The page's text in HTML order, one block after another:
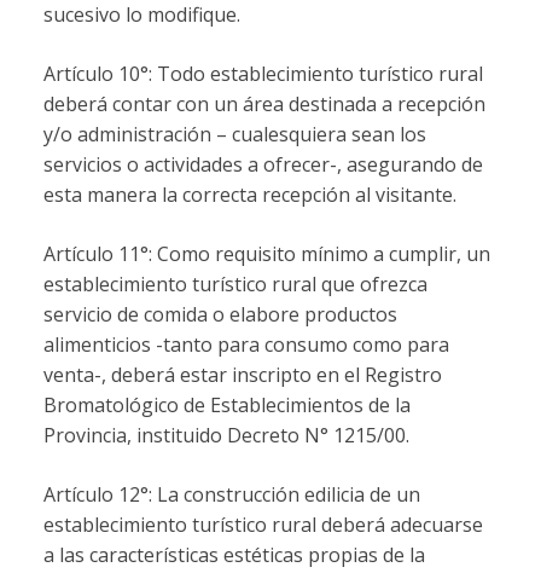
sucesivo lo modifique.
Artículo 10°: Todo establecimiento turístico rural
deberá contar con un área destinada a recepción
y/o administración – cualesquiera sean los
servicios o actividades a ofrecer-, asegurando de
esta manera la correcta recepción al visitante.
Artículo 11°: Como requisito mínimo a cumplir, un
establecimiento turístico rural que ofrezca
servicio de comida o elabore productos
alimenticios -tanto para consumo como para
venta-, deberá estar inscripto en el Registro
Bromatológico de Establecimientos de la
Provincia, instituido Decreto N° 1215/00.
Artículo 12°: La construcción edilicia de un
establecimiento turístico rural deberá adecuarse
a las características estéticas propias de la